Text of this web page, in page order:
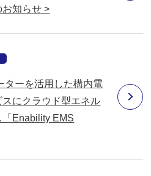
知らせ >
ターを活用した構内電
にクラウド型エネル
Enability EMS